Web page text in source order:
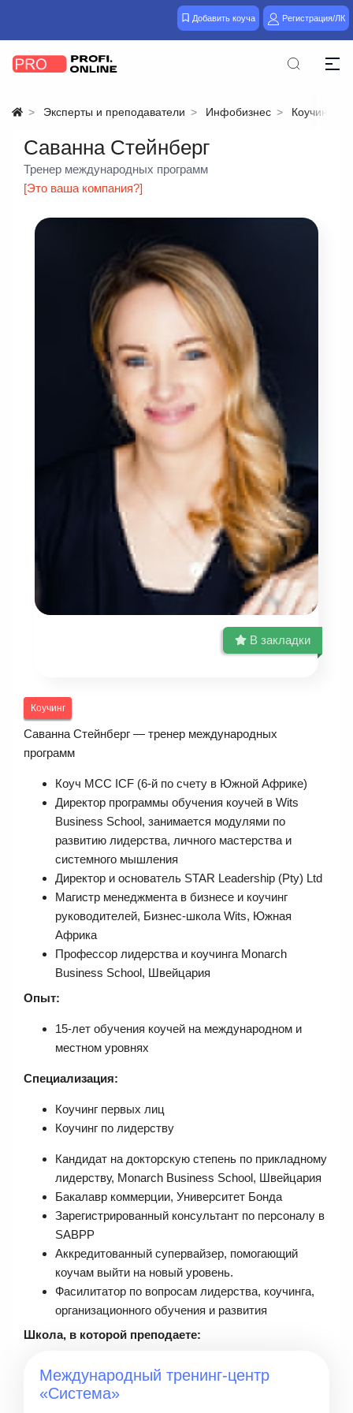
Добавить коуча Регистрация/ЛК
Эксперты и преподаватели Инфобизнес Коучинг
Саванна Стейнберг
Тренер международных программ
[Это ваша компания?]
В закладки
Коучинг
Саванна Стейнберг — тренер международных
программ
Коуч МСС ICF (6-й по счету в Южной Африке)
Директор программы обучения коучей в Wits
Business School, занимается модулями по
развитию лидерства, личного мастерства и
системного мышления
Директор и основатель STAR Leadership (Pty) Ltd
Магистр менеджмента в бизнесе и коучинг
руководителей, Бизнес-школа Wits, Южная
Африка
Профессор лидерства и коучинга Monarch
Business School, Швейцария
Опыт:
15-лет обучения коучей на международном и
местном уровнях
Специализация:
Коучинг первых лиц
Коучинг по лидерству
Кандидат на докторскую степень по прикладному
лидерству, Monarch Business School, Швейцария
Бакалавр коммерции, Университет Бонда
Зарегистрированный консультант по персоналу в
SABPP
Аккредитованный супервайзер, помогающий
коучам выйти на новый уровень.
Фасилитатор по вопросам лидерства, коучинга,
организационного обучения и развития
Школа, в которой преподаете:
Международный тренинг-центр
«Система»